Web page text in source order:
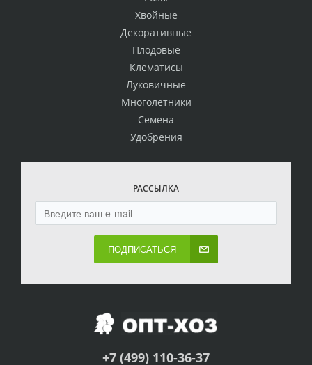
Хвойные
Декоративные
Плодовые
Клематисы
Луковичные
Многолетники
Семена
Удобрения
РАССЫЛКА
ПОДПИСАТЬСЯ
+7 (499) 110-36-37